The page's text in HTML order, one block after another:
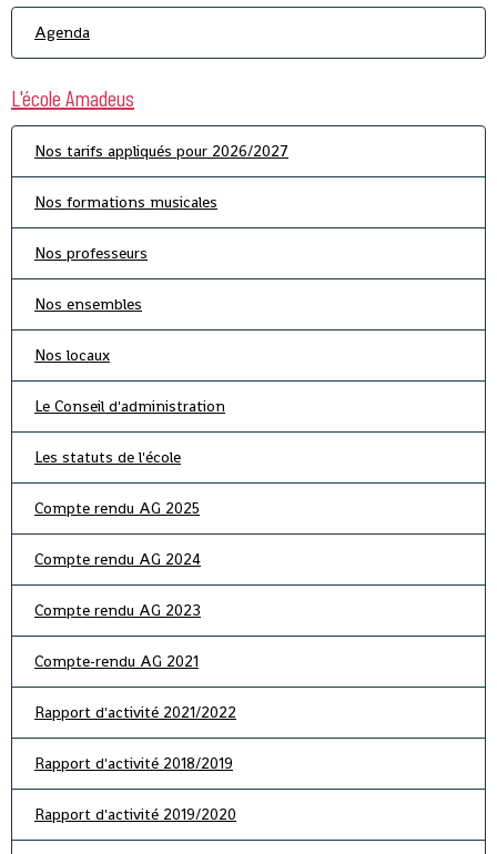
Agenda
L'école Amadeus
Nos tarifs appliqués pour 2026/2027
Nos formations musicales
Nos professeurs
Nos ensembles
Nos locaux
Le Conseil d'administration
Les statuts de l'école
Compte rendu AG 2025
Compte rendu AG 2024
Compte rendu AG 2023
Compte-rendu AG 2021
Rapport d'activité 2021/2022
Rapport d'activité 2018/2019
Rapport d'activité 2019/2020